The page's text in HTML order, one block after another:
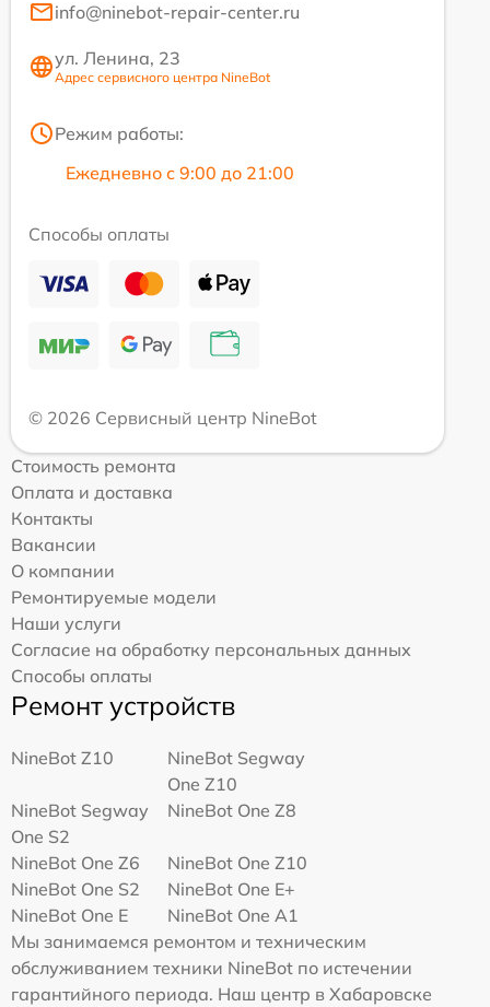
info@ninebot-repair-center.ru
ул. Ленина, 23
Адрес сервисного центра NineBot
Режим работы:
Ежедневно с 9:00 до 21:00
Способы оплаты
© 2026 Сервисный центр NineBot
Стоимость ремонта
Оплата и доставка
Контакты
Вакансии
О компании
Ремонтируемые модели
Наши услуги
Согласие на обработку персональных данных
Способы оплаты
Ремонт устройств
NineBot Z10
NineBot Segway
One Z10
NineBot Segway
One S2
NineBot One Z8
NineBot One Z6
NineBot One Z10
NineBot One S2
NineBot One E+
NineBot One E
NineBot One A1
Мы занимаемся ремонтом и техническим
обслуживанием техники NineBot по истечении
гарантийного периода. Наш центр в Хабаровске